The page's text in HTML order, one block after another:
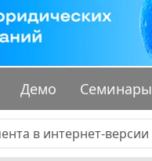
Демо Семинары